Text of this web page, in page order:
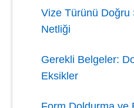
Vize Türünü Doğru
Netliği
Gerekli Belgeler:
Eksikler